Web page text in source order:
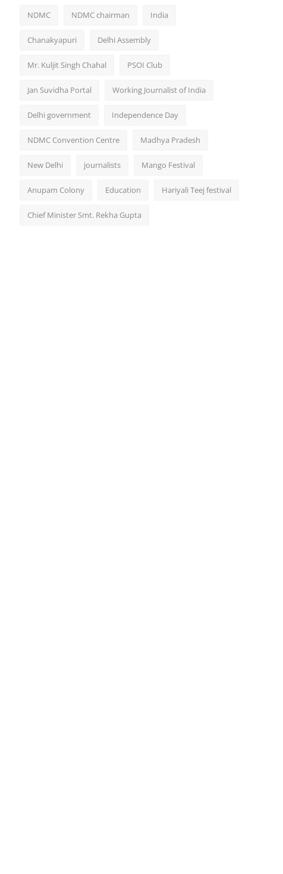
NDMC NDMC chairman India
Chanakyapuri Delhi Assembly
Mr. Kuljit Singh Chahal PSOI Club
Jan Suvidha Portal Working Journalist of India
Delhi government Independence Day
NDMC Convention Centre Madhya Pradesh
New Delhi journalists Mango Festival
Anupam Colony Education Hariyali Teej festival
Chief Minister Smt. Rekha Gupta